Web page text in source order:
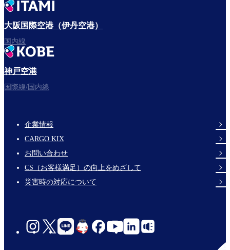
さぁ、出発！
フライトをお楽しみください。
大阪国際空港（伊丹空港）
国内線
神戸空港
国際線/国内線
Footer
Links
企業情報
CARGO KIX
お問い合わせ
CS（お客様満足）の向上をめざして
災害時の対応について
social-